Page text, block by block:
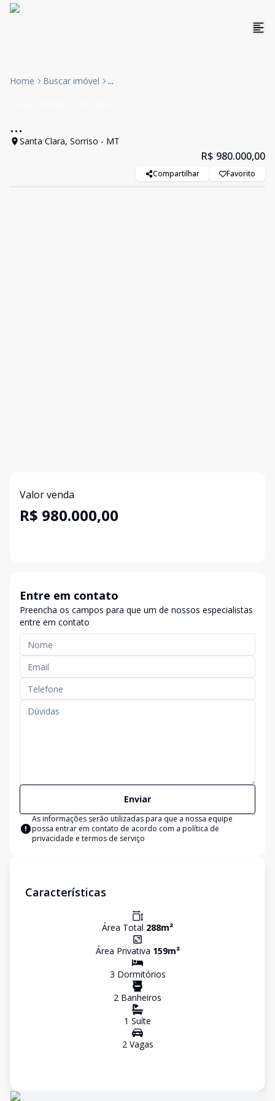
Home Buscar imóvel ...
...
Santa Clara, Sorriso - MT
R$ 980.000,00
Compartilhar Favorito
Valor venda
R$ 980.000,00
Entre em contato
Preencha os campos para que um de nossos especialistas
entre em contato
Enviar
As informações serão utilizadas para que a nossa equipe
possa entrar em contato de acordo com a política de
privacidade e termos de serviço
Características
Área Total 288m²
Área Privativa 159m²
3 Dormitórios
2 Banheiros
1 Suíte
2Vagas